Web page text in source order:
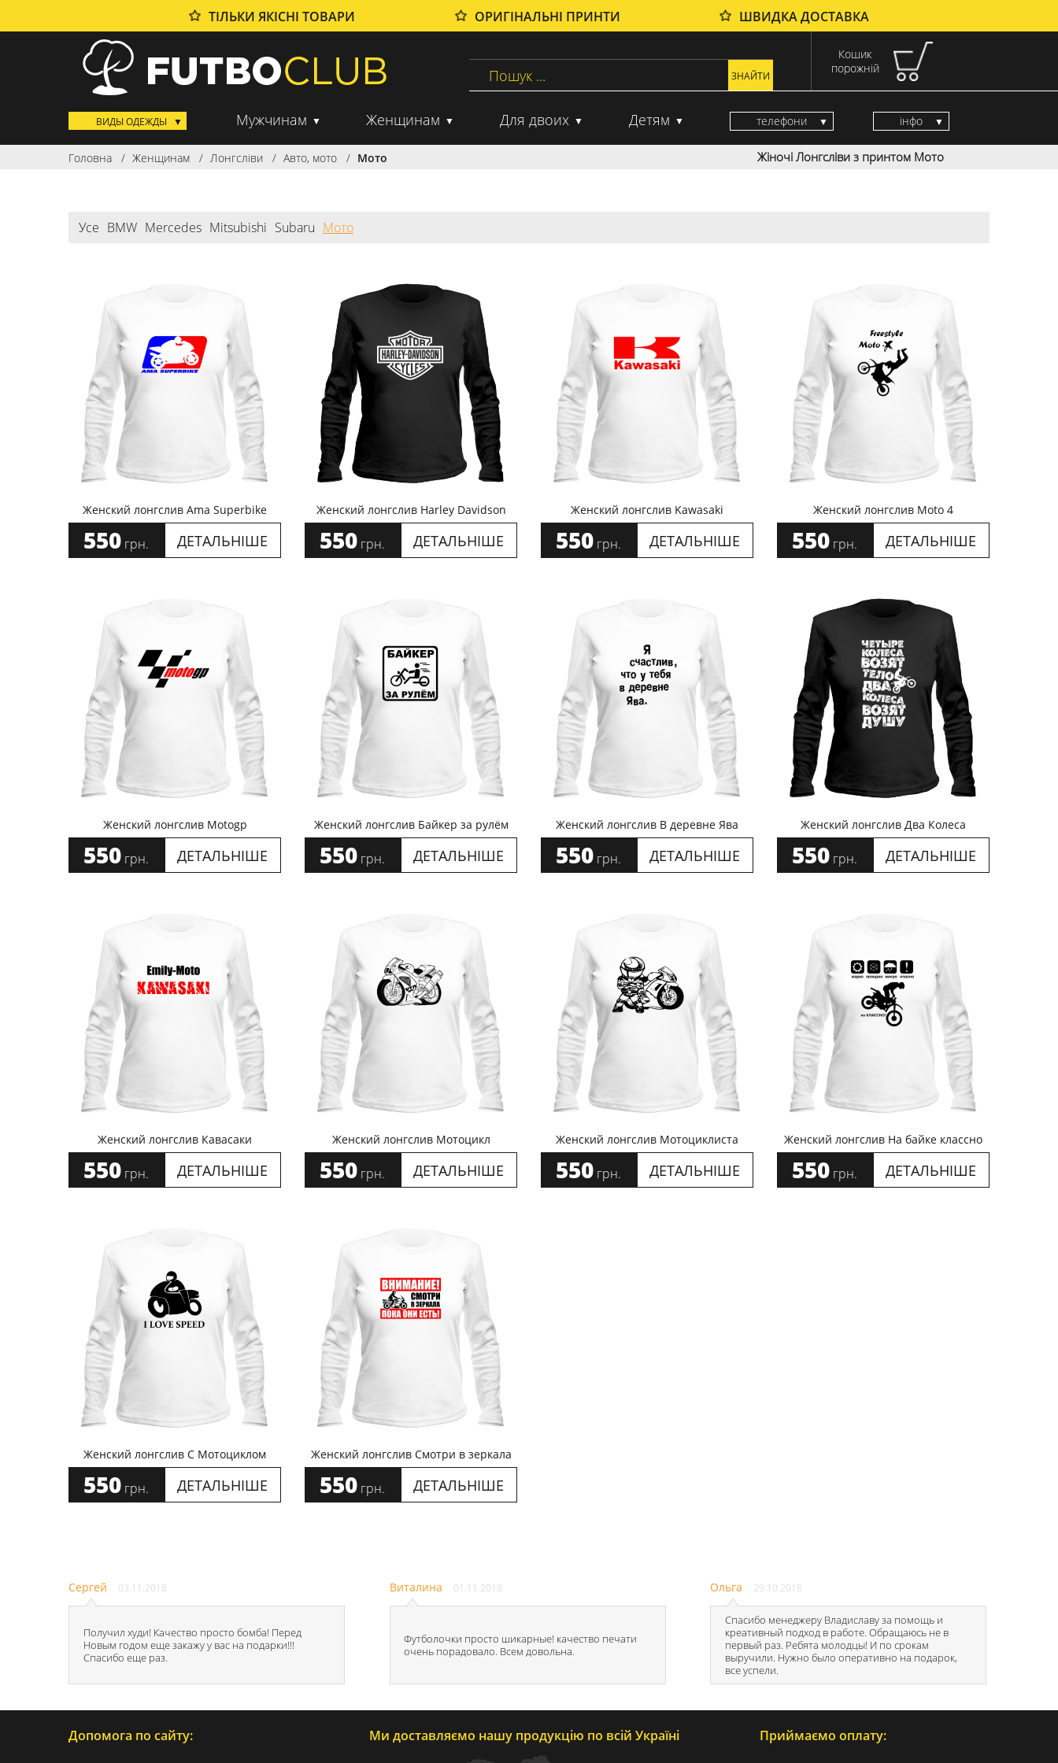
ТІЛЬКИ ЯКІСНІ ТОВАРИ ОРИГІНАЛЬНІ ПРИНТИ ШВИДКА ДОСТАВКА
Кошик
порожній
ВИДЫ ОДЕЖДЫ Мужчинам Женщинам Для двоих Детям телефони інфо
Головна Женщинам Лонгсліви Авто, мото Мото Жіночі Лонгсліви з принтом Мото
Усе BMW Mercedes Mitsubishi Subaru Мото
Женский лонгслив Ama Superbike
550 грн. ДЕТАЛЬНІШЕ
Женский лонгслив Harley Davidson
550 грн. ДЕТАЛЬНІШЕ
Женский лонгслив Kawasaki
550 грн. ДЕТАЛЬНІШЕ
Женский лонгслив Moto 4
550 грн. ДЕТАЛЬНІШЕ
Женский лонгслив Motogp
550 грн. ДЕТАЛЬНІШЕ
Женский лонгслив Байкер за рулём
550 грн. ДЕТАЛЬНІШЕ
Женский лонгслив В деревне Ява
550 грн. ДЕТАЛЬНІШЕ
Женский лонгслив Два Колеса
550 грн. ДЕТАЛЬНІШЕ
Женский лонгслив Кавасаки
550 грн. ДЕТАЛЬНІШЕ
Женский лонгслив Мотоцикл
550 грн. ДЕТАЛЬНІШЕ
Женский лонгслив Мотоциклиста
550 грн. ДЕТАЛЬНІШЕ
Женский лонгслив На байке классно
550 грн. ДЕТАЛЬНІШЕ
Женский лонгслив С Мотоциклом
550 грн. ДЕТАЛЬНІШЕ
Женский лонгслив Смотри в зеркала
550 грн. ДЕТАЛЬНІШЕ
Сергей 03.11.2018
Получил худи! Качество просто бомба! Перед
Новым годом еще закажу у вас на подарки!!!
Спасибо еще раз.
Виталина 01.11.2018
Футболочки просто шикарные! качество печати
очень порадовало. Всем довольна.
Ольга 29.10.2018
Спасибо менеджеру Владиславу за помощь и
креативный подход в работе. Обращаюсь не в
первый раз. Ребята молодцы! И по срокам
выручили. Нужно было оперативно на подарок,
все успели.
Допомога по сайту: Ми доставляємо нашу продукцію по всій Україні Приймаємо оплату: